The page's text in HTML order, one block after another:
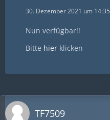
30. Dezember 2021 um 14:35
Nun verfügbar!!
Bitte hier klicken
TF7509